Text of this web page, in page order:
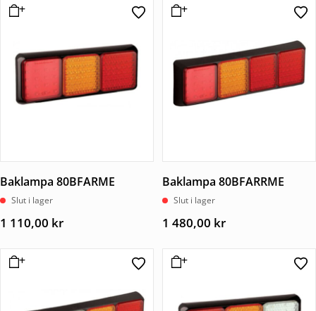
Baklampa 80BFARME
Slut i lager
1 110,00 kr
Baklampa 80BFARRME
Slut i lager
1 480,00 kr